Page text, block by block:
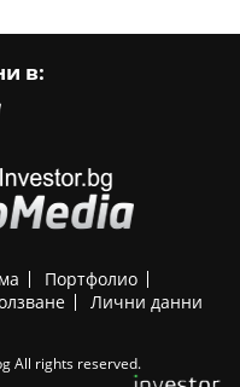
в:
Портфолио
Лични данни
All rights reserved.